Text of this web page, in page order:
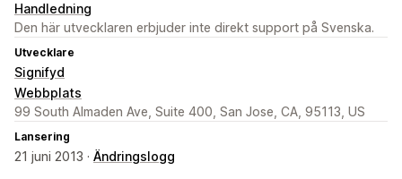
Handledning
Den här utvecklaren erbjuder inte direkt support på Svenska.
Utvecklare
Signifyd
Webbplats
99 South Almaden Ave, Suite 400, San Jose, CA, 95113, US
Lansering
21 juni 2013 · Ändringslogg